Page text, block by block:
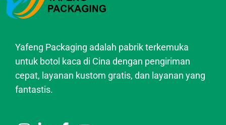
Yafeng Packaging adalah pabrik terkemuka
untuk botol kaca di Cina dengan pengiriman
cepat, layanan kustom gratis, dan layanan yang
fantastis.